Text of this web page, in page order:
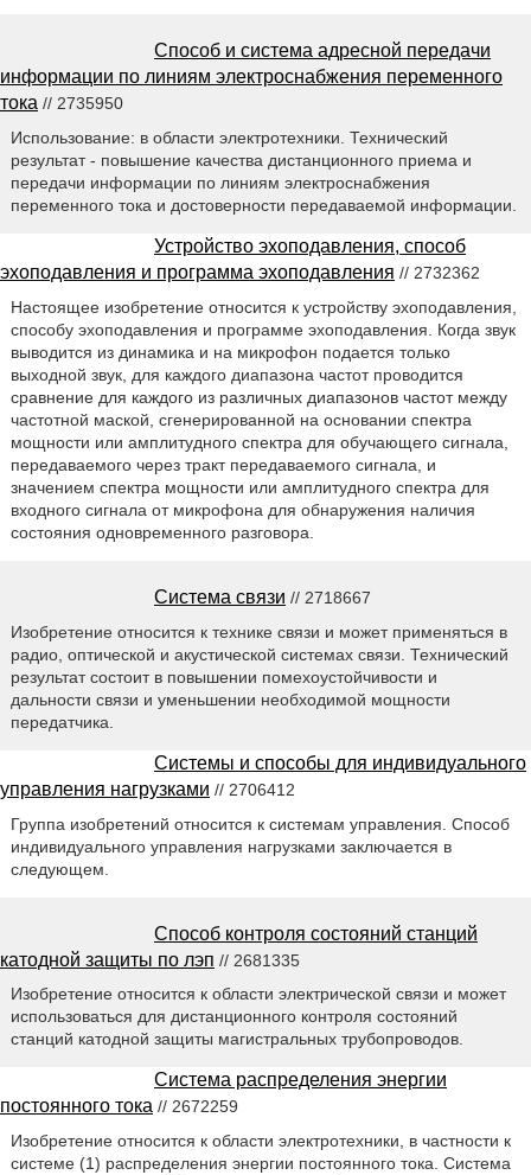
Способ и система адресной передачи
информации по линиям электроснабжения переменного
тока // 2735950
Использование: в области электротехники. Технический
результат - повышение качества дистанционного приема и
передачи информации по линиям электроснабжения
переменного тока и достоверности передаваемой информации.
Устройство эхоподавления, способ
эхоподавления и программа эхоподавления // 2732362
Настоящее изобретение относится к устройству эхоподавления,
способу эхоподавления и программе эхоподавления. Когда звук
выводится из динамика и на микрофон подается только
выходной звук, для каждого диапазона частот проводится
сравнение для каждого из различных диапазонов частот между
частотной маской, сгенерированной на основании спектра
мощности или амплитудного спектра для обучающего сигнала,
передаваемого через тракт передаваемого сигнала, и
значением спектра мощности или амплитудного спектра для
входного сигнала от микрофона для обнаружения наличия
состояния одновременного разговора.
Система связи // 2718667
Изобретение относится к технике связи и может применяться в
радио, оптической и акустической системах связи. Технический
результат состоит в повышении помехоустойчивости и
дальности связи и уменьшении необходимой мощности
передатчика.
Системы и способы для индивидуального
управления нагрузками // 2706412
Группа изобретений относится к системам управления. Способ
индивидуального управления нагрузками заключается в
следующем.
Способ контроля состояний станций
катодной защиты по лэп // 2681335
Изобретение относится к области электрической связи и может
использоваться для дистанционного контроля состояний
станций катодной защиты магистральных трубопроводов.
Система распределения энергии
постоянного тока // 2672259
Изобретение относится к области электротехники, в частности к
системе (1) распределения энергии постоянного тока. Система